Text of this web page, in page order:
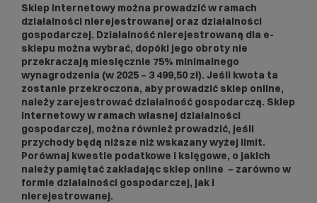
Sklep internetowy można prowadzić w ramach
działalności nierejestrowanej oraz działalności
gospodarczej. Działalność nierejestrowaną dla e-
sklepu można wybrać, dopóki jego obroty nie
przekraczają miesięcznie 75% minimalnego
wynagrodzenia (w 2025 – 3 499,50 zł). Jeśli kwota ta
zostanie przekroczona, aby prowadzić sklep online,
należy zarejestrować działalność gospodarczą. Sklep
internetowy w ramach własnej działalności
gospodarczej, można również prowadzić, jeśli
przychody będą niższe niż wskazany wyżej limit.
Porównaj kwestie podatkowe i księgowe, o jakich
należy pamiętać zakładając sklep online – zarówno w
formie działalności gospodarczej, jak i
nierejestrowanej.